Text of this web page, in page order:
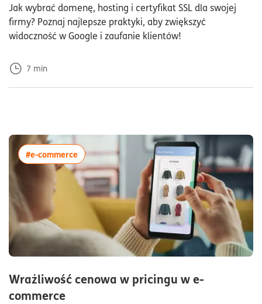
Jak wybrać domenę, hosting i certyfikat SSL dla swojej
firmy? Poznaj najlepsze praktyki, aby zwiększyć
widoczność w Google i zaufanie klientów!
7 min
Wrażliwość cenowa w pricingu w e-
commerceczas czytania9minuty
#e-commercewięcej artykułów z tagiem:#e-commerce